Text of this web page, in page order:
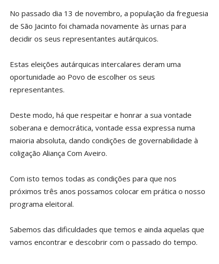
No passado dia 13 de novembro, a população da freguesia
de São Jacinto foi chamada novamente às urnas para
decidir os seus representantes autárquicos.
Estas eleições autárquicas intercalares deram uma
oportunidade ao Povo de escolher os seus
representantes.
Deste modo, há que respeitar e honrar a sua vontade
soberana e democrática, vontade essa expressa numa
maioria absoluta, dando condições de governabilidade à
coligação Aliança Com Aveiro.
Com isto temos todas as condições para que nos
próximos três anos possamos colocar em prática o nosso
programa eleitoral.
Sabemos das dificuldades que temos e ainda aquelas que
vamos encontrar e descobrir com o passado do tempo.